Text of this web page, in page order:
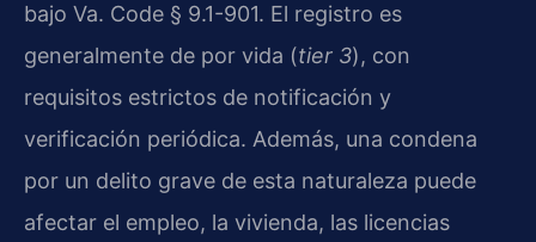
bajo Va. Code § 9.1-901. El registro es
generalmente de por vida (tier 3), con
requisitos estrictos de notificación y
verificación periódica. Además, una condena
por un delito grave de esta naturaleza puede
afectar el empleo, la vivienda, las licencias